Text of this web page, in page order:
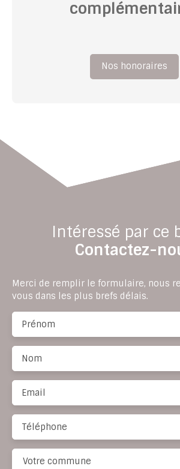
Nos honoraires
Intéressé par ce
Contactez-
Merci de remplir le formulaire, nous
vous dans les plus brefs délais.
Prénom
Nom
Email
Téléphone
Votre commune